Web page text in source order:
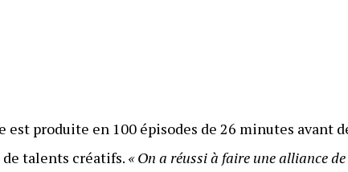
produite en 100 épisodes de 26 minutes avant
talents créatifs. « On a réussi à faire une alliance